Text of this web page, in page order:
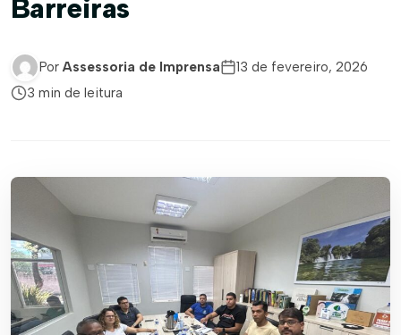
Barreiras
Por Assessoria de Imprensa
13 de fevereiro, 2026
3 min de leitura